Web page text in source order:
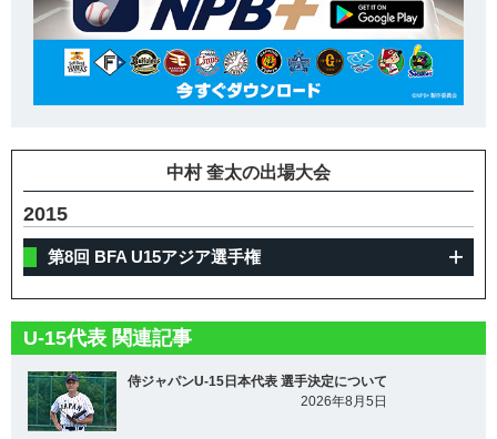
中村 奎太の出場大会
2015
第8回 BFA U15アジア選手権
U-15代表 関連記事
侍ジャパンU-15日本代表 選手決定について
2026年8月5日